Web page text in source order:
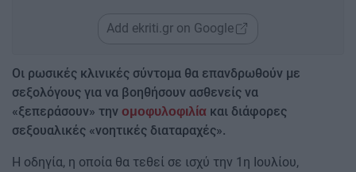
Add ekriti.gr on Google
Οι ρωσικές κλινικές σύντομα θα επανδρωθούν με
σεξολόγους για να βοηθήσουν ασθενείς να
«ξεπεράσουν» την ομοφυλοφιλία και διάφορες
σεξουαλικές «νοητικές διαταραχές».
Η οδηγία, η οποία θα τεθεί σε ισχύ την 1η Ιουλίου,